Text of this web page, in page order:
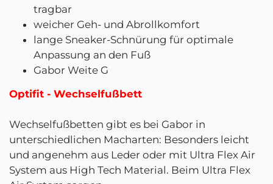
tragbar
weicher Geh- und Abrollkomfort
lange Sneaker-Schnürung für optimale
Anpassung an den Fuß
Gabor Weite G
Optifit - Wechselfußbett
Wechselfußbetten gibt es bei Gabor in
unterschiedlichen Macharten: Besonders leicht
und angenehm aus Leder oder mit Ultra Flex Air
System aus High Tech Material. Beim Ultra Flex